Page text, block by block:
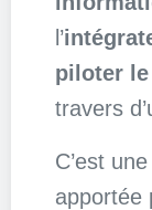
l’
piloter le
travers
C’est
apportée